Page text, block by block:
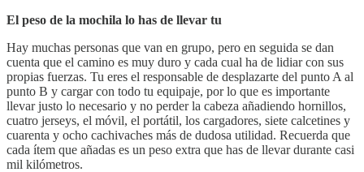
El peso de la mochila lo has de llevar tu
Hay muchas personas que van en grupo, pero en seguida se dan
cuenta que el camino es muy duro y cada cual ha de lidiar con sus
propias fuerzas. Tu eres el responsable de desplazarte del punto A al
punto B y cargar con todo tu equipaje, por lo que es importante
llevar justo lo necesario y no perder la cabeza añadiendo hornillos,
cuatro jerseys, el móvil, el portátil, los cargadores, siete calcetines y
cuarenta y ocho cachivaches más de dudosa utilidad. Recuerda que
cada ítem que añadas es un peso extra que has de llevar durante casi
mil kilómetros.